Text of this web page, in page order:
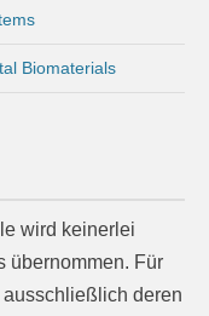
Biomaterials
wird keinerlei
übernommen. Für
deren